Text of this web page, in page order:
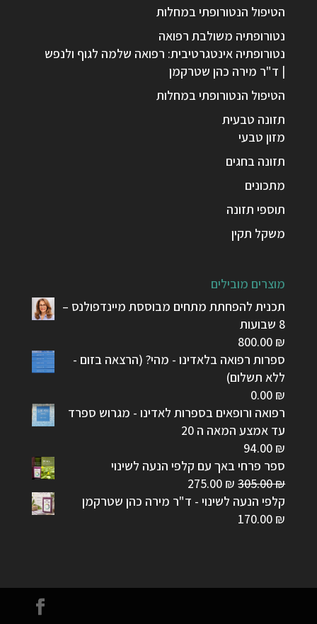
הטיפול הנטורופתי במחלות
נטורופתיה משולבת רפואה
נטורופתיה אינטגרטיבית: רפואה שלמה לגוף ולנפש
| ד"ר מירה כהן שטרקמן
הטיפול הנטורופתי במחלות
תזונה טבעית
מזון טבעי
תזונה בחגים
מתכונים
תוספי תזונה
משקל תקין
מוצרים מובילים
תכנית להפחתת מתחים מבוססת מיינדפולנס –
8 שבועות
800.00 ₪
ספרות רפואה בלאדינו - מהי? (הרצאה בזום -
ללא תשלום)
0.00 ₪
רפואה ורופאים בספרות לאדינו - מגרוש ספרד
עד אמצע המאה ה 20
94.00 ₪
ספר פרחי באך עם קלפי הנעה לשינוי
305.00₪
המחיר
המקורי
275.00 ₪
המחיר
הנוכחי
קלפי הנעה לשינוי - ד"ר מירה כהן שטרקמן
170.00 ₪